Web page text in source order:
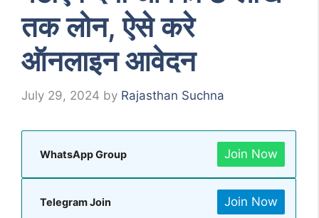
तक लोन, ऐसे करे
ऑनलाइन आवेदन
July 29, 2024 by Rajasthan Suchna
WhatsApp Group Join Now
Telegram Join Join Now